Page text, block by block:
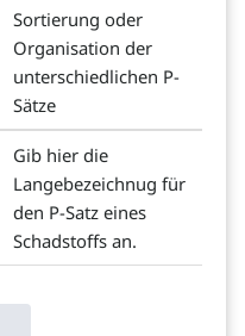
Sortierung oder
Organisation der
unterschiedlichen P-
Sätze
Gib hier die
Langebezeichnug für
den P-Satz eines
Schadstoffs an.